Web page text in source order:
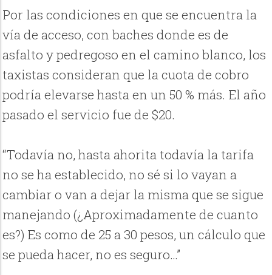
Por las condiciones en que se encuentra la
vía de acceso, con baches donde es de
asfalto y pedregoso en el camino blanco, los
taxistas consideran que la cuota de cobro
podría elevarse hasta en un 50 % más. El año
pasado el servicio fue de $20.
“Todavía no, hasta ahorita todavía la tarifa
no se ha establecido, no sé si lo vayan a
cambiar o van a dejar la misma que se sigue
manejando (¿Aproximadamente de cuanto
es?) Es como de 25 a 30 pesos, un cálculo que
se pueda hacer, no es seguro…”